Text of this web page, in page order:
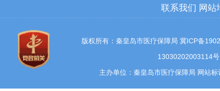
联系我们 网站
版权所有：秦皇岛市医疗保障局 冀ICP备
13030202003114号
主办单位：秦皇岛市医疗保障局 网站